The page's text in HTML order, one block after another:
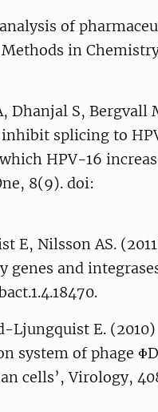
of
in
Dhanjal S, Bergvall
inhibit splicing to
HPV-16
8(9). doi:
E, Nilsson AS.
genes and
Ljungquist E. (2010)
system of phage
cells’, Virology,